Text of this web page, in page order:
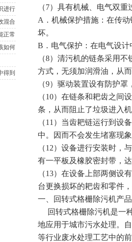
进行
混合
正常
如何
得到
（7）具有机械、电气双重
A．机械保护措施：在传
坏。
B．电气保护：在电气设
（8）清污机的链条采用
方式，无须加润滑油，从
（9）驱动装置设有防护
（10）在链条和耙齿之间
条，从而阻止了垃圾进入
（11）当齿耙链运行到设
中。因而不会发生堵塞现
（12）设备进行安装时，
有一平板及橡胶密封带，
（13）在设备上部两侧设
台更换损坏的耙齿和零件
一、回转式格栅除污机产
回转式格栅除污机是一
地应用于城市污水处理。
等行业废水处理工艺中的